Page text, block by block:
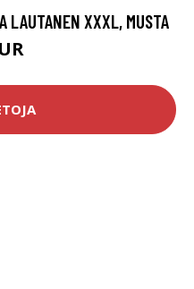
LAUTANEN XXXL, MUSTA